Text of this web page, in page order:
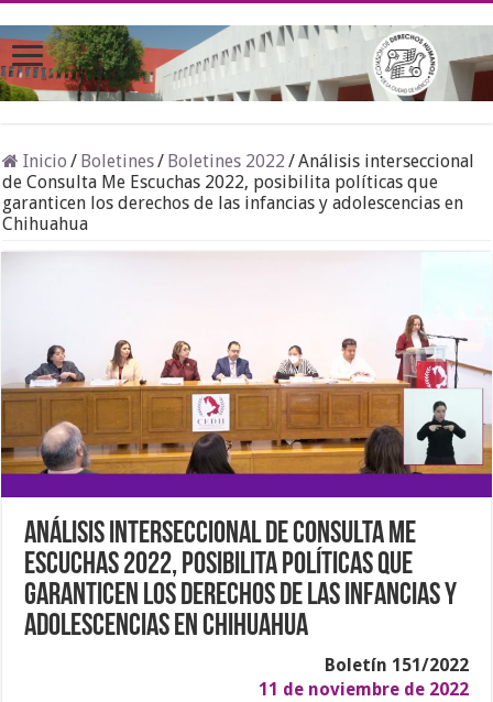
Inicio / Boletines/ Boletines 2022 /Análisis interseccional
de Consulta Me Escuchas 2022, posibilita políticas que
garanticen los derechos de las infancias y adolescencias en
Chihuahua
Análisis interseccional de Consulta Me
Escuchas 2022, posibilita políticas que
garanticen los derechos de las infancias y
adolescencias en Chihuahua
Boletín 151/2022
11 de noviembre de 2022